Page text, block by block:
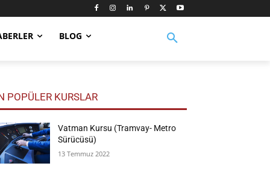
BLOG
POPÜLER KURSLAR
Vatman Kursu (Tramvay- Metro
Sürücüsü)
13 Temmuz 2022